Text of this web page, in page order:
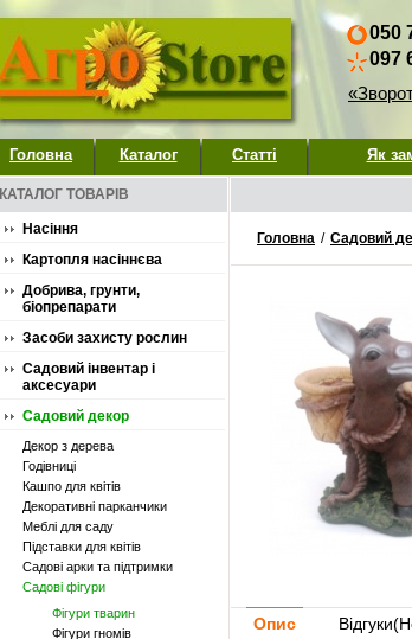
050
097
Головна Каталог Статті Як
КАТАЛОГ ТОВАРІВ
Насіння
Картопля насіннєва
Добрива, грунти,
біопрепарати
Засоби захисту рослин
Садовий інвентар і
аксесуари
Садовий декор
Декор з дерева
Годівниці
Кашпо для квітів
Декоративні парканчики
Меблі для саду
Підставки для квітів
Садові арки та підтримки
Садові фігури
Фігури тварин
Фігури гномів
Головна / Садовий
Опис Відгуки(